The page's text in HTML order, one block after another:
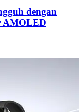
dengan
AMOLED